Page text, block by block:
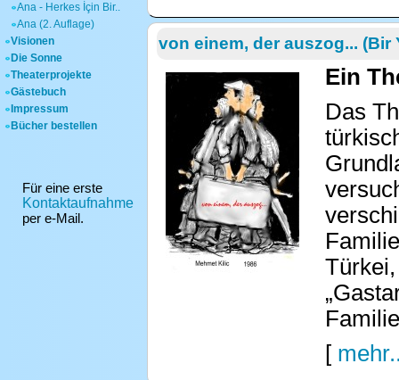
Ana - Herkes İçin Bir..
Ana (2. Auflage)
Visionen
Die Sonne
Theaterprojekte
Gästebuch
Impressum
Bücher bestellen
Für eine erste
Kontaktaufnahme
per e-Mail.
von einem, der auszog... (Bir
Ein
Das
[